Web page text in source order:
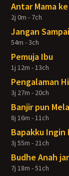
Antar Mama
2j 0m - 7ch
Jangan
54m - 3ch
Pemuja Ibu
1j 12m - 13ch
Pengalaman
3j 27m - 20ch
Banjir pun
8j 16m - 11ch
Bapakku Ingin
3j 55m - 21ch
Budhe Anah
7j 18m - 51ch